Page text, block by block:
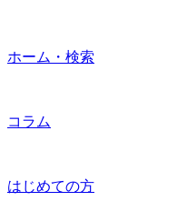
ホーム・検索
コラム
はじめての方